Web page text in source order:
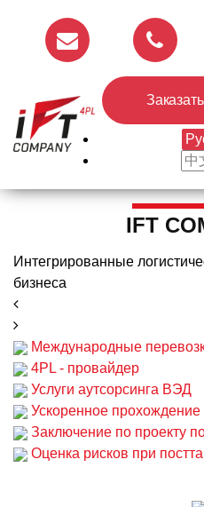
中
IFT
Интегрированные
бизнеса
Международные
4PL - провайдер
Услуги аутсорсинга ВЭД
Ускоренное
Заключение по проекту
Оценка рисков при